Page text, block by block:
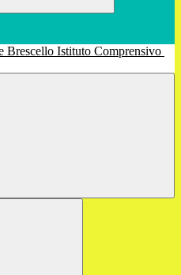
Istituto Comprensivo